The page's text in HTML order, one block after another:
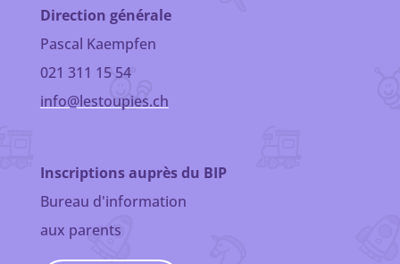
Direction générale
Pascal Kaempfen
021 311 15 54
info@lestoupies.ch
Inscriptions auprès du BIP
Bureau d'information
aux parents